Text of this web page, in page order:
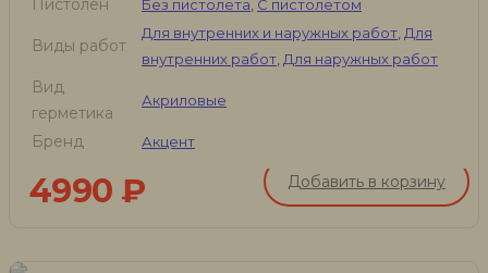
Без пистолета С пистолетом
Виды работ
Для внутренних и наружных работ Для
внутренних работ Для наружных работ
Вид
герметика
Акриловые
Бренд Акцент
4990 ₽ Добавить в корзину